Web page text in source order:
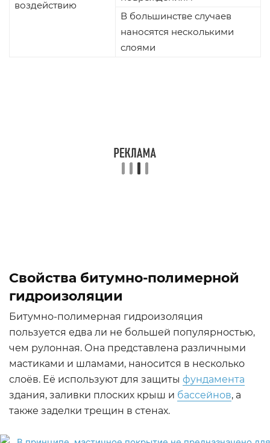
воздействию
В большинстве случаев
наносятся несколькими
слоями
Свойства битумно-полимерной
гидроизоляции
Битумно-полимерная гидроизоляция
пользуется едва ли не большей популярностью,
чем рулонная. Она представлена различными
мастиками и шламами, наносится в несколько
слоёв. Её используют для защиты фундамента
здания, заливки плоских крыш и бассейнов, а
также заделки трещин в стенах.